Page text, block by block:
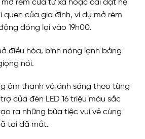
rèm cửa từ xa hoặc cài đặt hệ
của gia đình, ví dụ mở rèm
đóng lại vào 19h00.
điều hòa, bình nóng lạnh bằng
nói.
âm thanh và ánh sáng theo từng
của đèn LED 16 triệu màu sắc
ra những bữa tiệc vui vẻ cùng
tai đã mắt.